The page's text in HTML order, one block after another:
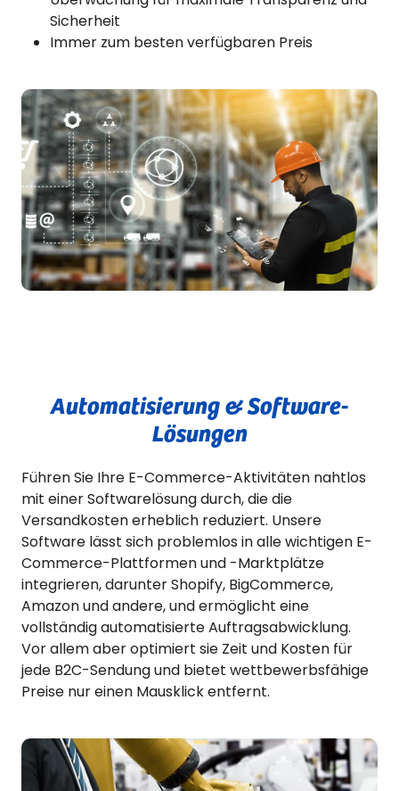
Sicherheit
Immer zum besten verfügbaren Preis
Automatisierung & Software-
Lösungen
Führen Sie Ihre E-Commerce-Aktivitäten nahtlos
mit einer Softwarelösung durch, die die
Versandkosten erheblich reduziert. Unsere
Software lässt sich problemlos in alle wichtigen E-
Commerce-Plattformen und -Marktplätze
integrieren, darunter Shopify, BigCommerce,
Amazon und andere, und ermöglicht eine
vollständig automatisierte Auftragsabwicklung.
Vor allem aber optimiert sie Zeit und Kosten für
jede B2C-Sendung und bietet wettbewerbsfähige
Preise nur einen Mausklick entfernt.